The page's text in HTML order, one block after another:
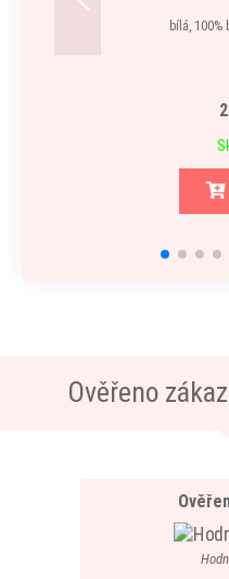
bílá, 100%
Ověřeno